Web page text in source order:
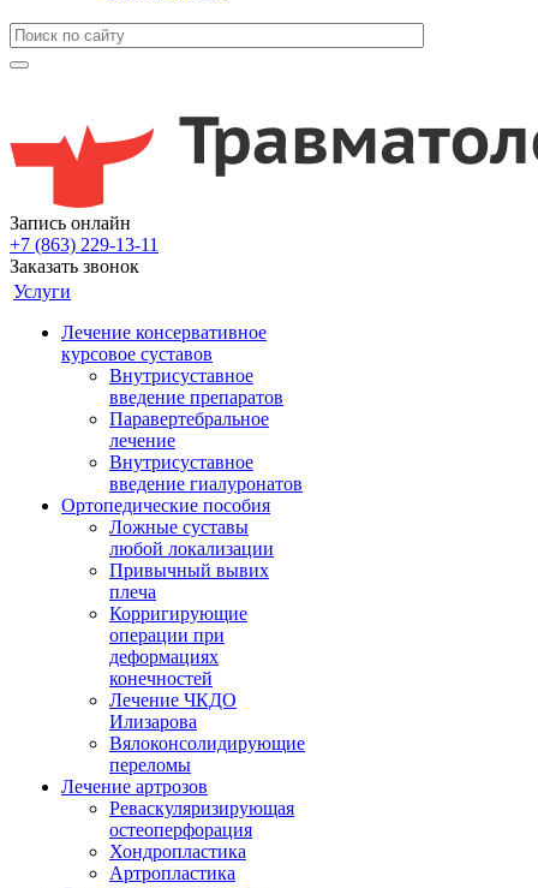
Запись онлайн
+7 (863) 229-13-11
Заказать звонок
Услуги
Лечение консервативное
курсовое суставов
Внутрисуставное
введение препаратов
Паравертебральное
лечение
Внутрисуставное
введение гиалуронатов
Ортопедические пособия
Ложные суставы
любой локализации
Привычный вывих
плеча
Корригирующие
операции при
деформациях
конечностей
Лечение ЧКДО
Илизарова
Вялоконсолидирующие
переломы
Лечение артрозов
Реваскуляризирующая
остеоперфорация
Хондропластика
Артропластика